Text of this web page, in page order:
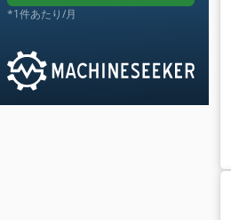
*1件あたり/月